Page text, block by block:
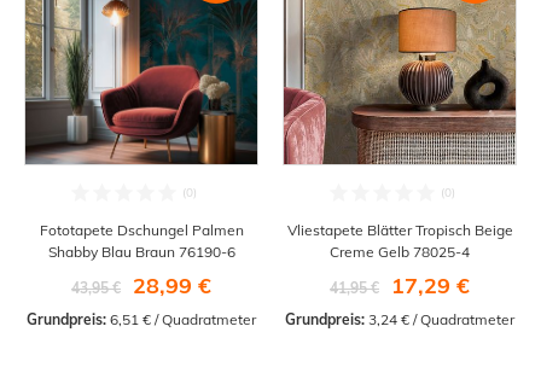
Fototapete Dschungel Palmen
Shabby Blau Braun 76190-6
43,95 €
28,99 €
Grundpreis: 6,51 € / Quadratmeter
Vliestapete Blätter Tropisch Beige
Creme Gelb 78025-4
41,95 €
17,29 €
Grundpreis: 3,24 € / Quadratmeter